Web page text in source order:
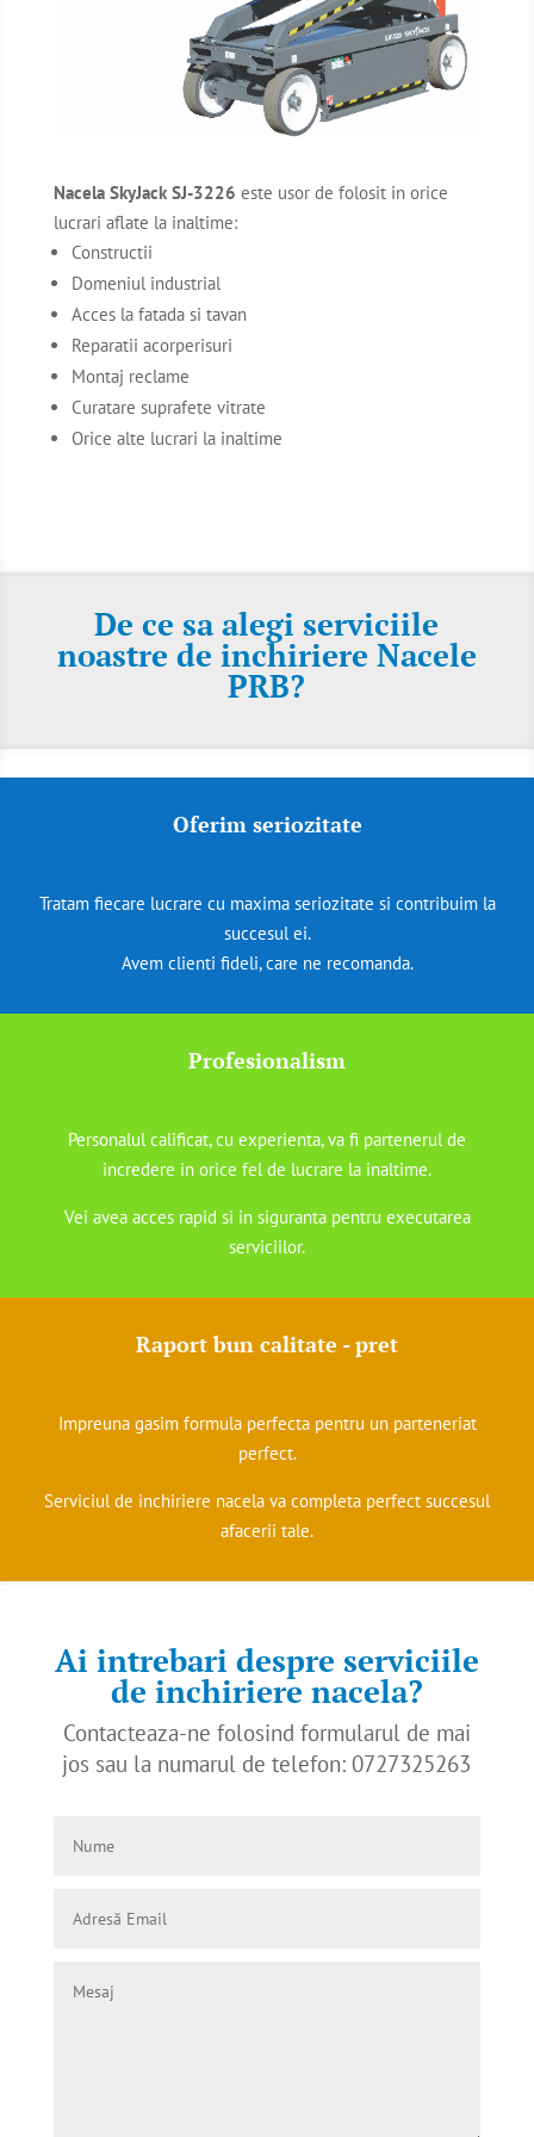
Nacela SkyJack SJ-3226 este usor de folosit in orice
lucrari aflate la inaltime:
Constructii
Domeniul industrial
Acces la fatada si tavan
Reparatii acorperisuri
Montaj reclame
Curatare suprafete vitrate
Orice alte lucrari la inaltime
De ce sa alegi serviciile
noastre de inchiriere Nacele
PRB?
Oferim seriozitate
Tratam fiecare lucrare cu maxima seriozitate si contribuim la
succesul ei.
Avem clienti fideli, care ne recomanda.
Profesionalism
Personalul calificat, cu experienta, va fi partenerul de
incredere in orice fel de lucrare la inaltime.
Vei avea acces rapid si in siguranta pentru executarea
serviciilor.
Raport bun calitate - pret
Impreuna gasim formula perfecta pentru un parteneriat
perfect.
Serviciul de inchiriere nacela va completa perfect succesul
afacerii tale.
Ai intrebari despre serviciile
de inchiriere nacela?
Contacteaza-ne folosind formularul de mai
jos sau la numarul de telefon: 0727325263